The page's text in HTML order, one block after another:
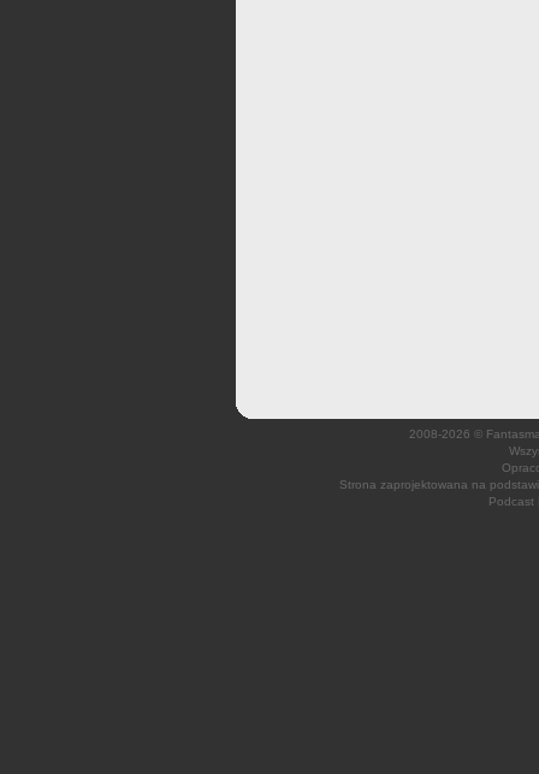
2008-2026 ©
Strona zaprojektowana na
Podcast